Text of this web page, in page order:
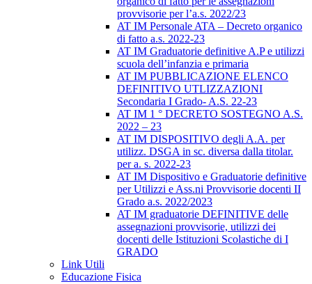
provvisorie per l’a.s. 2022/23
AT IM Personale ATA – Decreto organico
di fatto a.s. 2022-23
AT IM Graduatorie definitive A.P e utilizzi
scuola dell’infanzia e primaria
AT IM PUBBLICAZIONE ELENCO
DEFINITIVO UTLIZZAZIONI
Secondaria I Grado- A.S. 22-23
AT IM 1 ° DECRETO SOSTEGNO A.S.
2022 – 23
AT IM DISPOSITIVO degli A.A. per
utilizz. DSGA in sc. diversa dalla titolar.
per a. s. 2022-23
AT IM Dispositivo e Graduatorie definitive
per Utilizzi e Ass.ni Provvisorie docenti II
Grado a.s. 2022/2023
AT IM graduatorie DEFINITIVE delle
assegnazioni provvisorie, utilizzi dei
docenti delle Istituzioni Scolastiche di I
GRADO
Link Utili
Educazione Fisica